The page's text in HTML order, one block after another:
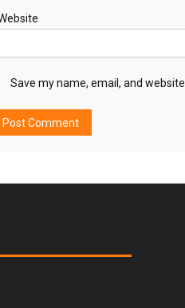
Save my name, email, and